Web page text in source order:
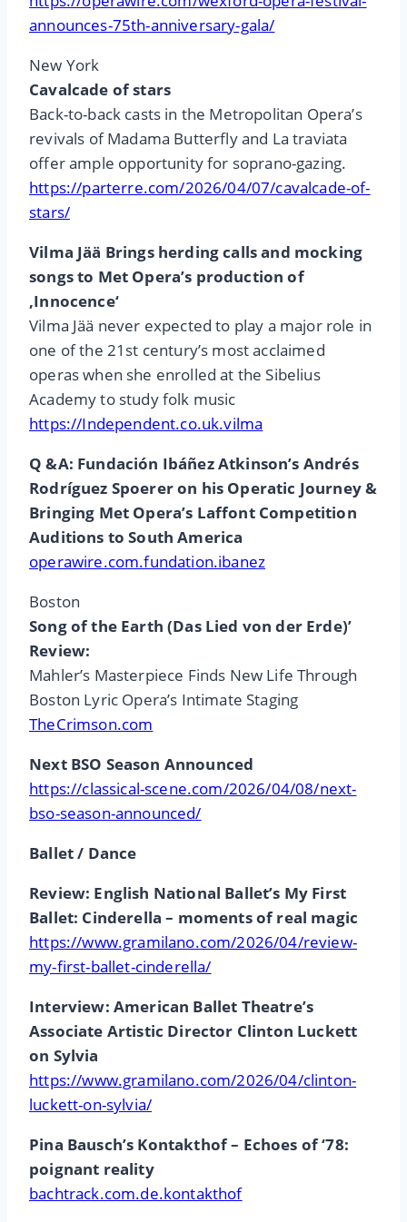
announces-75th-anniversary-gala/
New York
Cavalcade of stars
Back-to-back casts in the Metropolitan Opera’s
revivals of Madama Butterfly and La traviata
offer ample opportunity for soprano-gazing.
https://parterre.com/2026/04/07/cavalcade-of-
stars/
Vilma Jää Brings herding calls and mocking
songs to Met Opera’s production of
‚Innocence‘
Vilma Jää never expected to play a major role in
one of the 21st century’s most acclaimed
operas when she enrolled at the Sibelius
Academy to study folk music
https://Independent.co.uk.vilma
Q &A: Fundación Ibáñez Atkinson’s Andrés
Rodríguez Spoerer on his Operatic Journey &
Bringing Met Opera’s Laffont Competition
Auditions to South America
operawire.com.fundation.ibanez
Boston
Song of the Earth (Das Lied von der Erde)’
Review:
Mahler’s Masterpiece Finds New Life Through
Boston Lyric Opera’s Intimate Staging
TheCrimson.com
Next BSO Season Announced
https://classical-scene.com/2026/04/08/next-
bso-season-announced/
Ballet / Dance
Review: English National Ballet’s My First
Ballet: Cinderella – moments of real magic
https://www.gramilano.com/2026/04/review-
my-first-ballet-cinderella/
Interview: American Ballet Theatre’s
Associate Artistic Director Clinton Luckett
on Sylvia
https://www.gramilano.com/2026/04/clinton-
luckett-on-sylvia/
Pina Bausch’s Kontakthof – Echoes of ‘78:
poignant reality
bachtrack.com.de.kontakthof